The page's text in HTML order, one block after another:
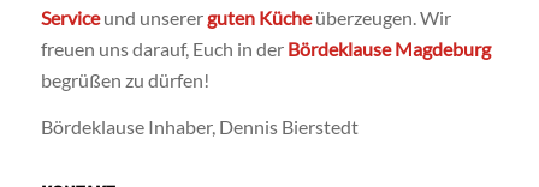
Serviceund unsererguten Kücheüberzeugen. Wir
freuen uns darauf, Euch in der Bördeklause Magdeburg
begrüßen zu dürfen!
Bördeklause Inhaber, Dennis Bierstedt